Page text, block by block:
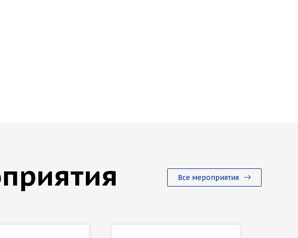
Все мероприятия